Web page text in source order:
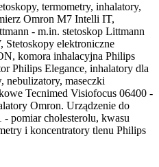
termometry, inhalatory,
Omron M7 Intelli IT,
- m.in. stetoskop Littmann
elektroniczne
komora inhalacyjna Philips
Philips Elegance, inhalatory dla
nebulizatory, maseczki
Tecnimed Visiofocus 06400 -
Omron. Urządzenie do
- pomiar cholesterolu, kwasu
i koncentratory tlenu Philips